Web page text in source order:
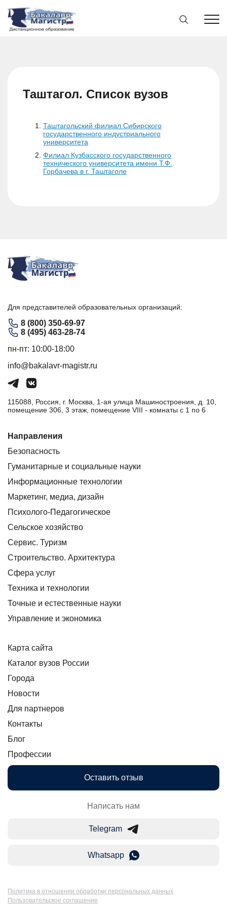
Таштагол. Список вузов
Таштагольский филиал Сибирского
государственного индустриального
университета
Филиал Кузбасского государственного
технического университета имени Т.Ф.
Горбачева в г. Таштаголе
Для представителей образовательных организаций:
8 (800) 350-69-97
8 (495) 463-28-74
пн-пт: 10:00-18:00
info@bakalavr-magistr.ru
115088, Россия, г. Москва, 1-ая улица Машиностроения, д. 10,
помещение 306, 3 этаж, помещение VIII - комнаты с 1 по 6
Направления
Безопасность
Гуманитарные и социальные науки
Информационные технологии
Маркетинг, медиа, дизайн
Психолого-Педагогическое
Сельское хозяйство
Сервис. Туризм
Строительство. Архитектура
Сфера услуг
Техника и технологии
Точные и естественные науки
Управление и экономика
Карта сайта
Каталог вузов России
Города
Новости
Для партнеров
Контакты
Блог
Профессии
Оставить отзыв
Написать нам
Telegram
Whatsapp
Политика в отношении обработки персональных данных
Пользовательское соглашение